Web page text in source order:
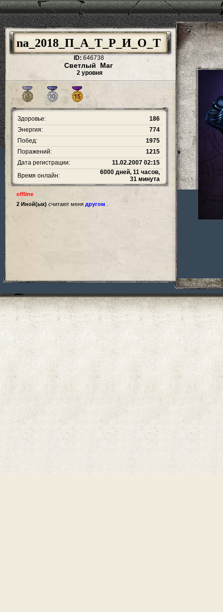
na_2018_П_А_Т_Р_И_О_Т
ID: 646738
Светлый Маг
2 уровня
Здоровье:
186
Энергия:
774
Побед:
1975
Поражений:
1215
Дата регистрации:
11.02.2007 02:15
Время онлайн:
6000 дней, 11 часов,
31 минута
offline
2 Иной(ых) считают меня другом